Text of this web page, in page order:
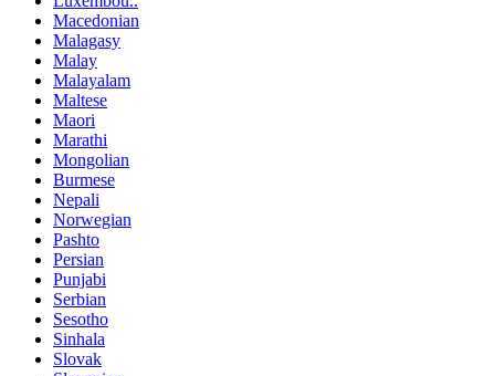
Macedonian
Malagasy
Malay
Malayalam
Maltese
Maori
Marathi
Mongolian
Burmese
Nepali
Norwegian
Pashto
Persian
Punjabi
Serbian
Sesotho
Sinhala
Slovak